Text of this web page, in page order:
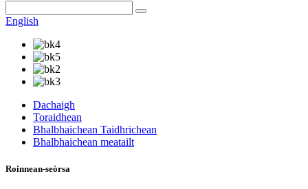
English
Dachaigh
Toraidhean
Bhalbhaichean Taidhrichean
Bhalbhaichean meatailt
Roinnean-seòrsa